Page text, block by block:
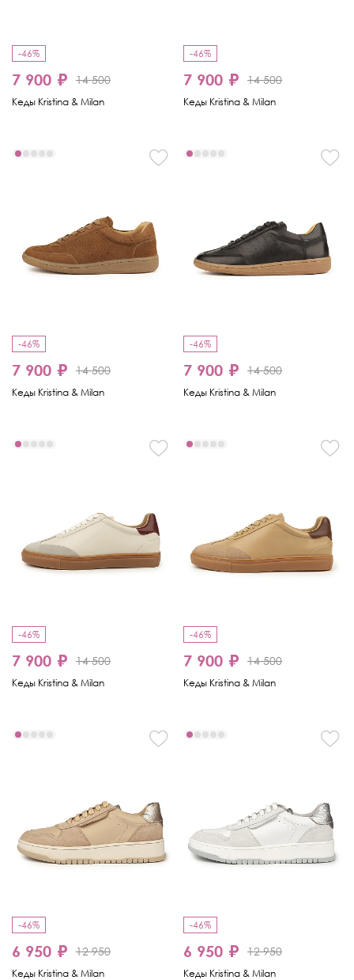
-46%
7 900 ₽ 14 500
Кеды Kristina & Milan
-46%
7 900 ₽ 14 500
Кеды Kristina & Milan
-46%
7 900 ₽ 14 500
Кеды Kristina & Milan
-46%
7 900 ₽ 14 500
Кеды Kristina & Milan
-46%
7 900 ₽ 14 500
Кеды Kristina & Milan
-46%
7 900 ₽ 14 500
Кеды Kristina & Milan
-46%
6 950 ₽ 12 950
Кеды Kristina & Milan
-46%
6 950 ₽ 12 950
Кеды Kristina & Milan